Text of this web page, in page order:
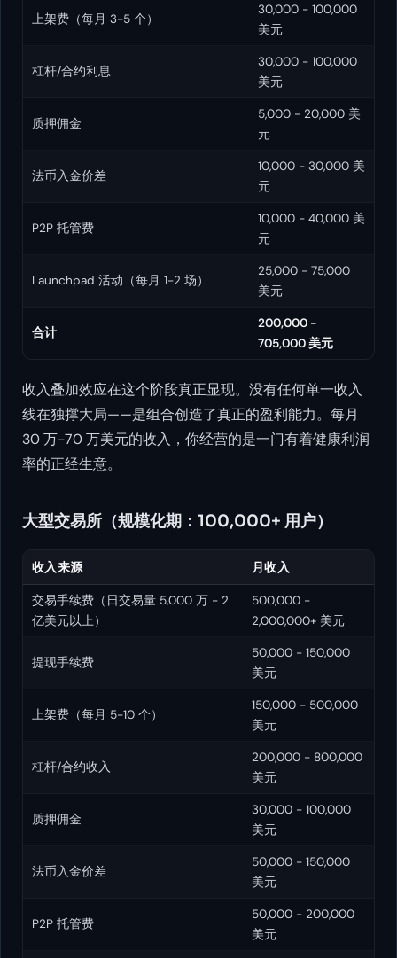
上架费（每月 3-5 个）
30,000 - 100,000
美元
杠杆/合约利息
30,000 - 100,000
美元
质押佣金
5,000 - 20,000 美
元
法币入金价差
10,000 - 30,000 美
元
P2P 托管费
10,000 - 40,000 美
元
Launchpad 活动（每月 1-2 场）
25,000 - 75,000
美元
合计
200,000 -
705,000 美元
收入叠加效应在这个阶段真正显现。没有任何单一收入
线在独撑大局——是组合创造了真正的盈利能力。每月
30 万-70 万美元的收入，你经营的是一门有着健康利润
率的正经生意。
大型交易所（规模化期：100,000+ 用户）
收入来源 月收入
交易手续费（日交易量 5,000 万 - 2
亿美元以上）
500,000 -
2,000,000+ 美元
提现手续费
50,000 - 150,000
美元
上架费（每月 5-10 个）
150,000 - 500,000
美元
杠杆/合约收入
200,000 - 800,000
美元
质押佣金
30,000 - 100,000
美元
法币入金价差
50,000 - 150,000
美元
P2P 托管费
50,000 - 200,000
美元